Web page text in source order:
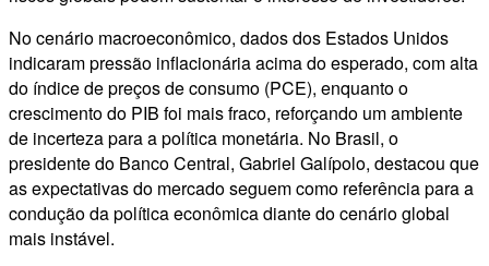
No cenário macroeconômico, dados dos Estados Unidos
indicaram pressão inflacionária acima do esperado, com alta
do índice de preços de consumo (PCE), enquanto o
crescimento do PIB foi mais fraco, reforçando um ambiente
de incerteza para a política monetária. No Brasil, o
presidente do Banco Central, Gabriel Galípolo, destacou que
as expectativas do mercado seguem como referência para a
condução da política econômica diante do cenário global
mais instável.